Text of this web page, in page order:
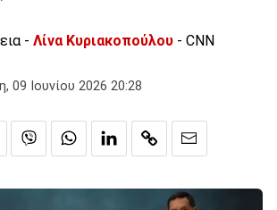
- Λίνα Κυριακοπούλου - CNN
09 Ιουνίου 2026 20:28